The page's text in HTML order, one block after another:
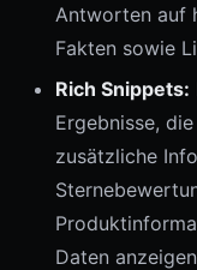
Antworten auf
Fakten sowie
Rich Snippets:
Ergebnisse,
zusätzliche
Daten